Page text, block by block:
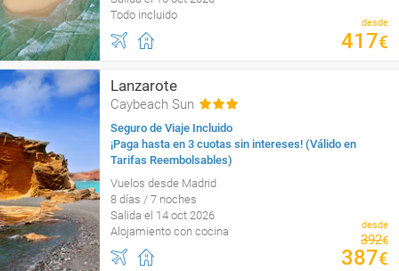
Todo incluido
desde
417€
Lanzarote
Caybeach Sun
Seguro de Viaje Incluido
¡Paga hasta en 3 cuotas sin intereses! (Válido en
Tarifas Reembolsables)
Vuelos desde Madrid
8 días / 7 noches
Salida el 14 oct 2026
Alojamiento con cocina
desde
392€
387€